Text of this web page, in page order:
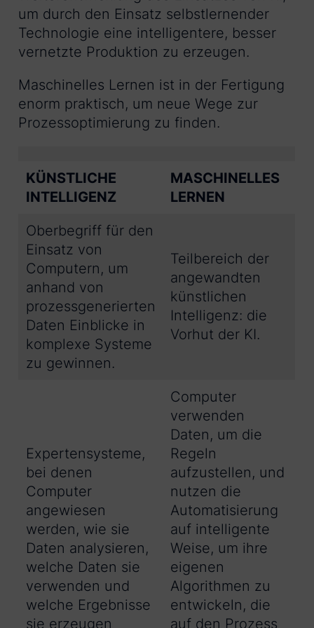
um durch den Einsatz selbstlernender
Technologie eine intelligentere, besser
vernetzte Produktion zu erzeugen.
Maschinelles Lernen ist in der Fertigung
enorm praktisch, um neue Wege zur
Prozessoptimierung zu finden.
KÜNSTLICHE
INTELLIGENZ
MASCHINELLES
LERNEN
Oberbegriff für den
Einsatz von
Computern, um
anhand von
prozessgenerierten
Daten Einblicke in
komplexe Systeme
zu gewinnen.
Teilbereich der
angewandten
künstlichen
Intelligenz: die
Vorhut der KI.
Expertensysteme,
bei denen
Computer
angewiesen
werden, wie sie
Daten analysieren,
welche Daten sie
verwenden und
welche Ergebnisse
sie erzeugen
Computer
verwenden
Daten, um die
Regeln
aufzustellen, und
nutzen die
Automatisierung
auf intelligente
Weise, um ihre
eigenen
Algorithmen zu
entwickeln, die
auf den Prozess